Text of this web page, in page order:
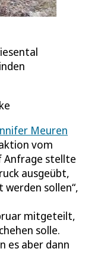
Meuren
vom
Anfrage stellte
ausgeübt,
werden sollen“,
mitgeteilt,
solle.
es aber dann